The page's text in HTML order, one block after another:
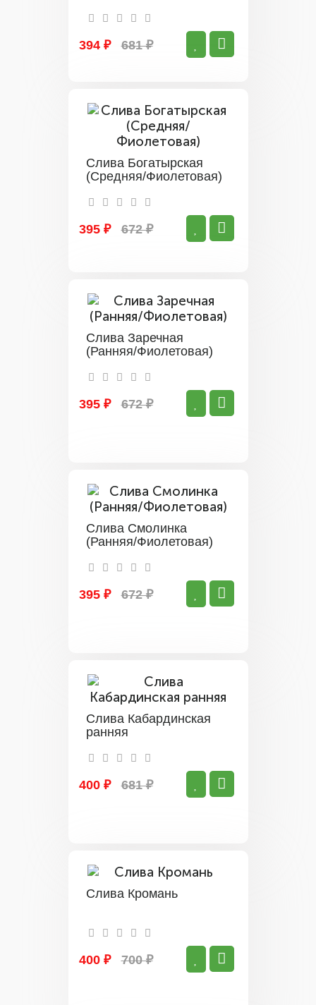
394 ₽ 681 ₽
Слива Богатырская
(Средняя/Фиолетовая)
395 ₽ 672 ₽
Слива Заречная
(Ранняя/Фиолетовая)
395 ₽ 672 ₽
Слива Смолинка
(Ранняя/Фиолетовая)
395 ₽ 672 ₽
Слива Кабардинская
ранняя
400 ₽ 681 ₽
Слива Кромань
400 ₽ 700 ₽